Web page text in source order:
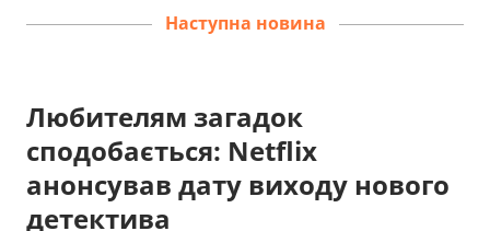
Наступна новина
Любителям загадок
сподобається: Netflix
анонсував дату виходу нового
детектива